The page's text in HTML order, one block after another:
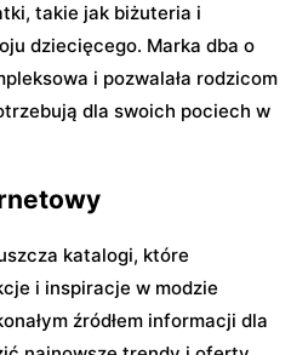
takie jak biżuteria i
dziecięcego. Marka dba o
i pozwalała rodzicom
dla swoich pociech w
katalogi, które
i inspiracje w modzie
źródłem informacji dla